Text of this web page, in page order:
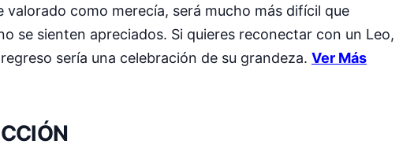
como merecía, será mucho más difícil que
se sienten apreciados. Si quieres reconectar con un Leo,
sería una celebración de su grandeza. Ver Más